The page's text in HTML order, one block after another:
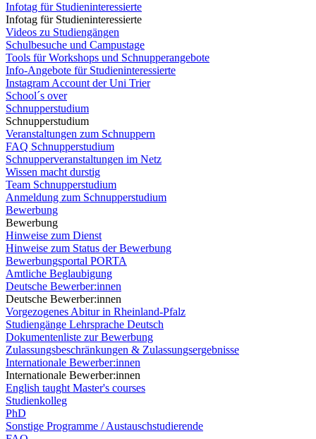
Infotag für Studieninteressierte
Infotag für Studieninteressierte
Videos zu Studiengängen
Schulbesuche und Campustage
Tools für Workshops und Schnupperangebote
Info-Angebote für Studieninteressierte
Instagram Account der Uni Trier
School´s over
Schnupperstudium
Schnupperstudium
Veranstaltungen zum Schnuppern
FAQ Schnupperstudium
Schnupperveranstaltungen im Netz
Wissen macht durstig
Team Schnupperstudium
Anmeldung zum Schnupperstudium
Bewerbung
Bewerbung
Hinweise zum Dienst
Hinweise zum Status der Bewerbung
Bewerbungsportal PORTA
Amtliche Beglaubigung
Deutsche Bewerber:innen
Deutsche Bewerber:innen
Vorgezogenes Abitur in Rheinland-Pfalz
Studiengänge Lehrsprache Deutsch
Dokumentenliste zur Bewerbung
Zulassungsbeschränkungen & Zulassungsergebnisse
Internationale Bewerber:innen
Internationale Bewerber:innen
English taught Master's courses
Studienkolleg
PhD
Sonstige Programme / Austauschstudierende